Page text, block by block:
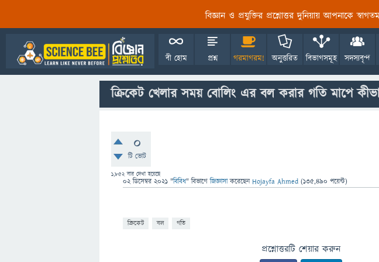
বিজ্ঞান ও প্রযুক্তির প্রশ্নোত্তর দুনিয়ায় আপনাকে
বী হোম প্রশ্ন গরমাগরম! অনুত্তরিত বিভাগসমূহ সদস্যবৃন্দ
ক্রিকেট খেলার সময় বোলিং এর বল করার গতি মাপে
0
টি ভোট
1,852বার দেখা হয়েছে
02 ডিসেম্বর 2021 "বিবিধ" বিভাগে জিজ্ঞাসাকরেছেনHojayfa Ahmed (135,490 পয়েন্ট)
ক্রিকেট বল গতি
প্রশ্নোত্তরটি শেয়ার করুন